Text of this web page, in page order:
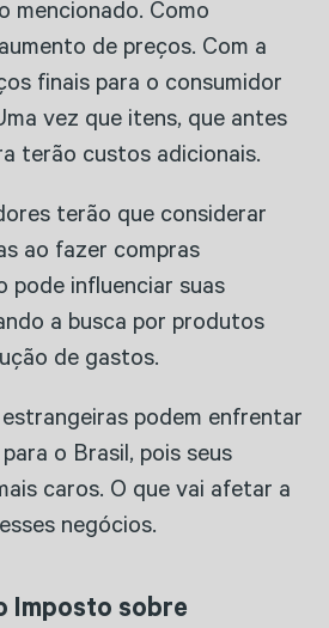
mencionado. Como
de preços. Com a
finais para o consumidor
vez que itens, que antes
terão custos adicionais.
terão que considerar
ao fazer compras
pode influenciar suas
a busca por produtos
de gastos.
podem enfrentar
o Brasil, pois seus
caros. O que vai afetar a
negócios.
Imposto sobre